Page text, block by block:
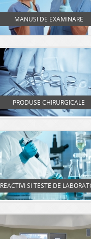
MANUSI DE EXAMINARE
PRODUSE CHIRURGICALE
REACTIVI SI TESTE DE